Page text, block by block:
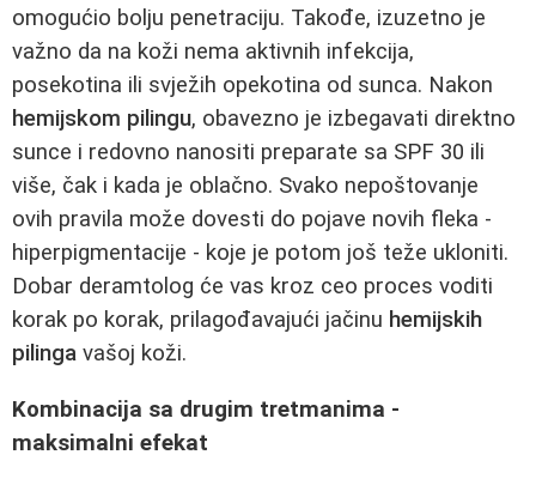
omogućio bolju penetraciju. Takođe, izuzetno je
važno da na koži nema aktivnih infekcija,
posekotina ili svježih opekotina od sunca. Nakon
hemijskom pilingu, obavezno je izbegavati direktno
sunce i redovno nanositi preparate sa SPF 30 ili
više, čak i kada je oblačno. Svako nepoštovanje
ovih pravila može dovesti do pojave novih fleka -
hiperpigmentacije - koje je potom još teže ukloniti.
Dobar deramtolog će vas kroz ceo proces voditi
korak po korak, prilagođavajući jačinu hemijskih
pilinga vašoj koži.
Kombinacija sa drugim tretmanima -
maksimalni efekat